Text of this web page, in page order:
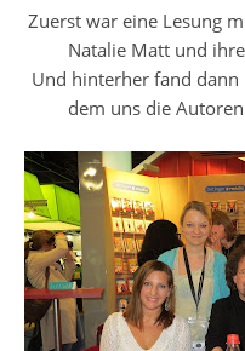
Zuerst war eine Lesung
Natalie Matt und
Und hinterher fand dann
dem uns die